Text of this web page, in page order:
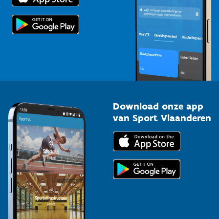
Topsporters
Download onze app
van Sport Vlaanderen